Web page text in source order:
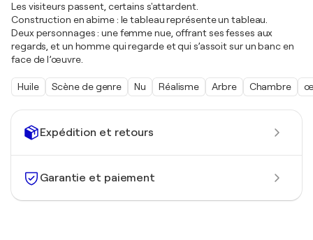
Expédition et retours
Garantie et paiement
Les visiteurs passent, certains s'attardent.
Construction en abime : le tableau représente un tableau.
Deux personnages : une femme nue, offrant ses fesses aux
regards, et un homme qui regarde et qui s’assoit sur un banc en
face de l’œuvre.
Huile Scène de genre Nu Réalisme Arbre Chambre